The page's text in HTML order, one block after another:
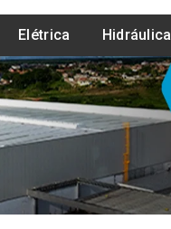
Elétrica Hidráulica